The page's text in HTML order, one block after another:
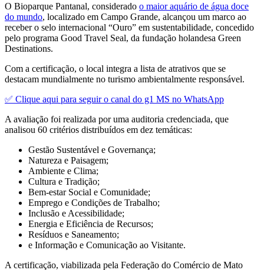
O Bioparque Pantanal, considerado o maior aquário de água doce
do mundo, localizado em Campo Grande, alcançou um marco ao
receber o selo internacional “Ouro” em sustentabilidade, concedido
pelo programa Good Travel Seal, da fundação holandesa Green
Destinations.
Com a certificação, o local integra a lista de atrativos que se
destacam mundialmente no turismo ambientalmente responsável.
✅ Clique aqui para seguir o canal do g1 MS no WhatsApp
A avaliação foi realizada por uma auditoria credenciada, que
analisou 60 critérios distribuídos em dez temáticas:
Gestão Sustentável e Governança;
Natureza e Paisagem;
Ambiente e Clima;
Cultura e Tradição;
Bem-estar Social e Comunidade;
Emprego e Condições de Trabalho;
Inclusão e Acessibilidade;
Energia e Eficiência de Recursos;
Resíduos e Saneamento;
e Informação e Comunicação ao Visitante.
A certificação, viabilizada pela Federação do Comércio de Mato